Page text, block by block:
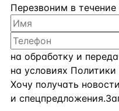
Перезвоним в течение
на обработку и
на условиях Политики
Хочу получать
и спецпредложения.